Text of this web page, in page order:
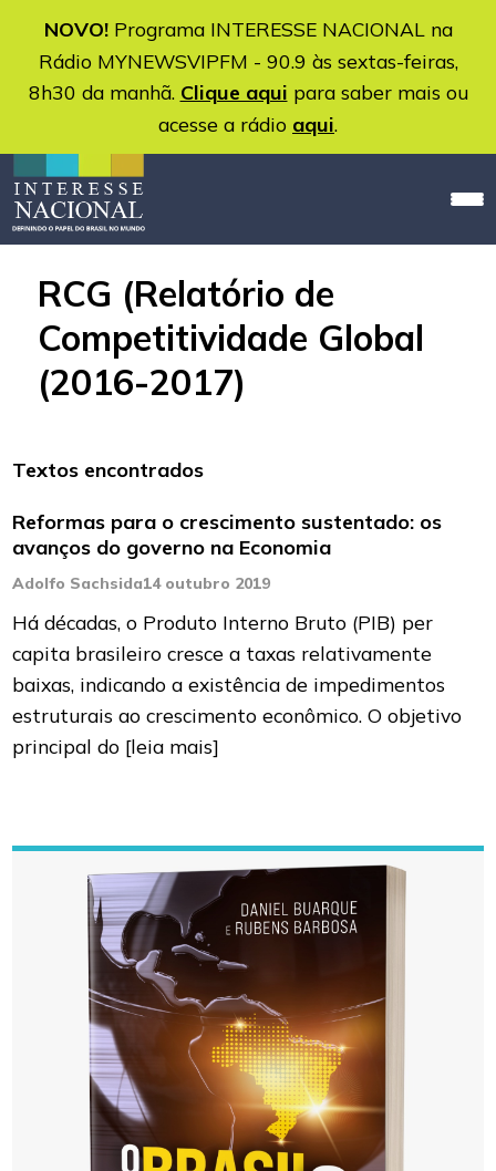
NOVO!Programa INTERESSE NACIONAL na
Rádio MYNEWSVIPFM - 90.9 às sextas-feiras,
8h30 da manhã. Clique aqui para saber mais ou
acesse a rádio aqui.
RCG (Relatório de
Competitividade Global
(2016-2017)
Textos encontrados
Reformas para o crescimento sustentado: os
avanços do governo na Economia
Adolfo Sachsida14 outubro 2019
Há décadas, o Produto Interno Bruto (PIB) per
capita brasileiro cresce a taxas relativamente
baixas, indicando a existência de impedimentos
estruturais ao crescimento econômico. O objetivo
principal do [leia mais]